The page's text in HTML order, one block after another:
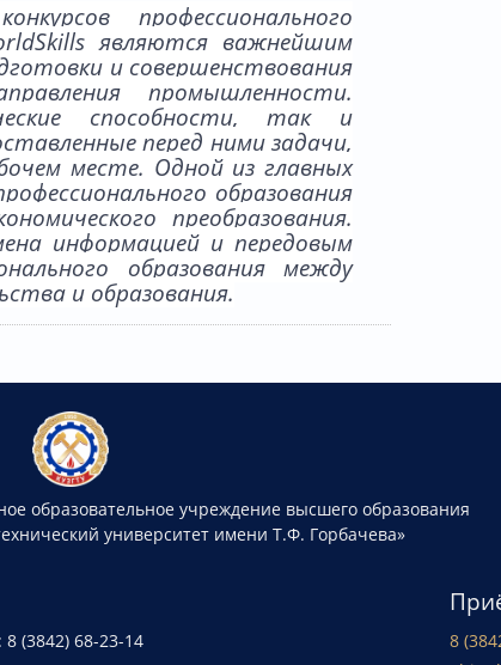
профессионального
являются важнейшим
и совершенствования
промышленности.
способности, так и
перед ними задачи,
месте. Одной из главных
образования
преобразования.
информацией и передовым
образования между
и образования.
образовательное учреждение высшего образования
университет имени Т.Ф. Горбачева»
(3842) 68-23-14
8